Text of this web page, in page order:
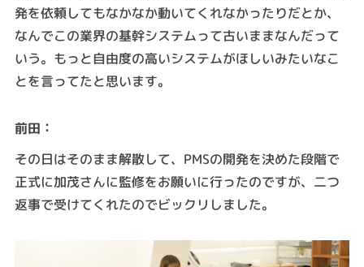
発を依頼してもなかなか動いてくれなかったりだとか、
なんでこの業界の基幹システムって古いままなんだって
いう。もっと自由度の高いシステムがほしいみたいなこ
とを言ってたと思います。
前田 ：
その日はそのまま解散して、PMSの開発を決めた段階で
正式に加茂さんに監修をお願いに行ったのですが、二つ
返事で受けてくれたのでビックリしました。